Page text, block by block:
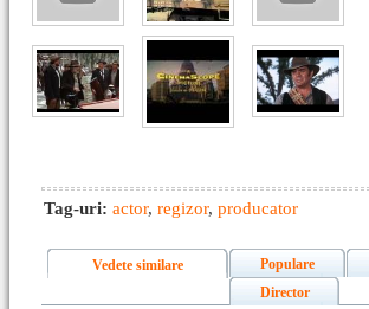
Tag-uri: actor, regizor, producator
Vedete similare Populare
Director